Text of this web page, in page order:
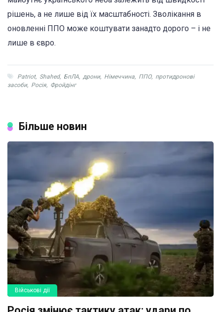
рішень, а не лише від їх масштабності. Зволікання в
оновленні ППО може коштувати занадто дорого – і не
лише в євро.
Patriot, Shahed, БпЛА, дрони, Німеччина, ППО, протидронові
засоби, Росія, Фройдінг
Більше новин
Військові дії